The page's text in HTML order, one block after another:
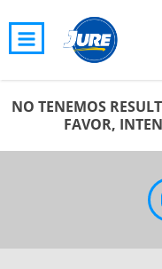
NO TENEMOS
FAVOR,